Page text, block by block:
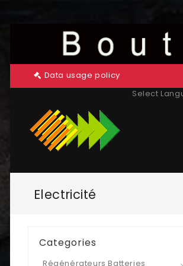
Data usage policy
Select
Electricité
Categories
Régénérateurs Batteries